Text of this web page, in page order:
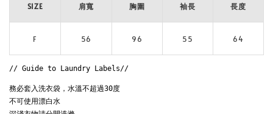
SIZE 肩寬 胸圍 袖長 長度
F 56 96 55 64
// Guide to Laundry Labels//
務必套入洗衣袋，水溫不超過30度
不可使用漂白水